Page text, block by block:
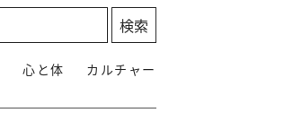
心と体 カルチャー